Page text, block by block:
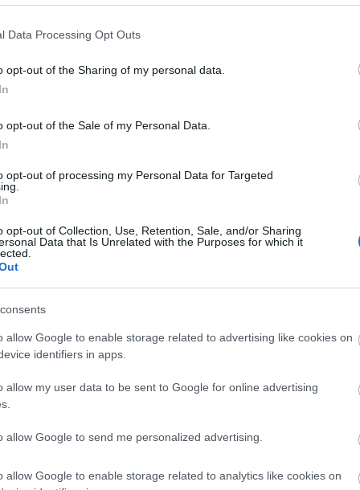
Data Processing Opt Outs
opt-out of the Sharing of my personal data.
opt-out of the Sale of my Personal Data.
opt-out of processing my Personal Data for Targeted
opt-out of Collection, Use, Retention, Sale, and/or Sharing
Data that Is Unrelated with the Purposes for which it
allow Google to enable storage related to advertising like cookies on
identifiers in apps.
allow my user data to be sent to Google for online advertising
allow Google to send me personalized advertising.
allow Google to enable storage related to analytics like cookies on
«Πελοπόννησος»
φέρονται να
αποκαλύφθηκε μετά από καταγγελία που έγινε
εταιρεία επί χρόνια. Σε αυτήν περιγράφονται με
τρόπος
και έχει κατατεθεί εδώ και καιρό στιςαρμόδιες
σε 3,2 δισ. ευρώ ή στο 19,7% των δυνητικών εσόδων
φυσικών προσώπων και επιχειρήσεων που
τύπου «καρουζέλ», δηλαδή, κυκλώματα που
με επιχειρήσεις τρίτων χωρών, με στόχο την αποφυγή
που δεν έχει καταβληθεί.